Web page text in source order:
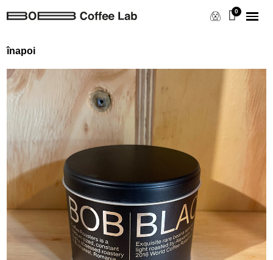
înapoi